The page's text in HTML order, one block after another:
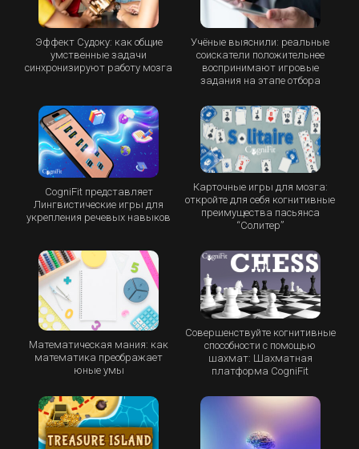
Эффект Судоку: как общие
умственные задачи
синхронизируют работу мозга
Учёные выяснили: реальные
соискатели положительнее
воспринимают игровые
задания на этапе отбора
CogniFit представляет
Лингвистические игры для
укрепления речевых навыков
Карточные игры для мозга:
откройте для себя когнитивные
преимущества пасьянса
“Cолитер”
Математическая мания: как
математика преображает
юные умы
Совершенствуйте когнитивные
способности с помощью
шахмат: Шахматная
платформа CogniFit